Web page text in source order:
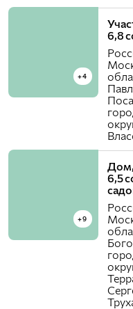
+4
6,8
+9
Дом,
6,5